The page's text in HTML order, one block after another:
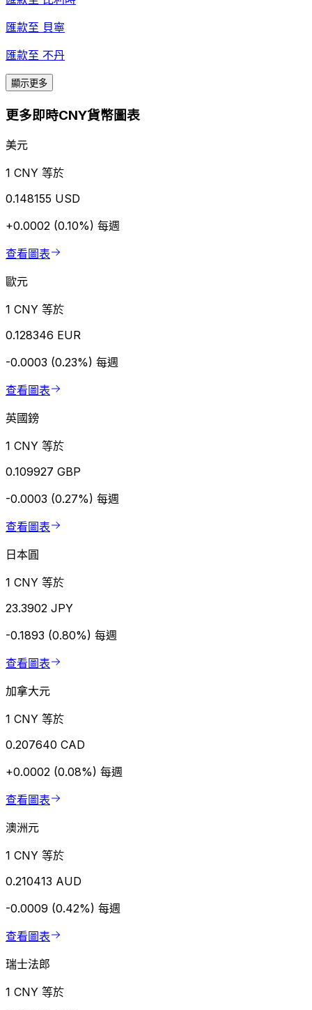
匯款至 貝寧
匯款至 不丹
顯示更多
更多即時CNY貨幣圖表
美元
1 CNY 等於
0.148155 USD
+0.0002 (0.10%) 每週
查看圖表
歐元
1 CNY 等於
0.128346 EUR
-0.0003 (0.23%) 每週
查看圖表
英國鎊
1 CNY 等於
0.109927 GBP
-0.0003 (0.27%) 每週
查看圖表
日本圓
1 CNY 等於
23.3902 JPY
-0.1893 (0.80%) 每週
查看圖表
加拿大元
1 CNY 等於
0.207640 CAD
+0.0002 (0.08%) 每週
查看圖表
澳洲元
1 CNY 等於
0.210413 AUD
-0.0009 (0.42%) 每週
查看圖表
瑞士法郎
1 CNY 等於